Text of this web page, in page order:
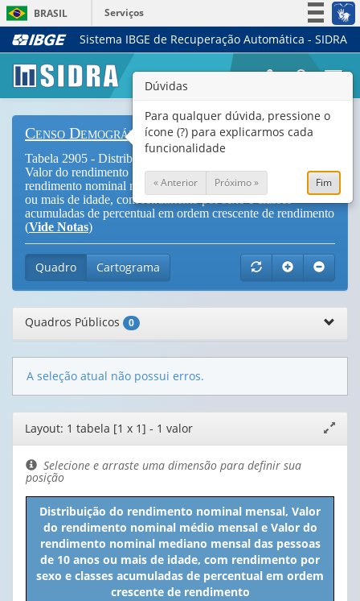
BRASIL
Serviços
Simplifique!
Legislação
Canais
Sistema IBGE de Recuperação Automática - SIDRA
Censo Demográfico
Tabela 2905 - Distribuição do rendimento nominal mensal,
Valor do rendimento nominal médio mensal e Valor do
rendimento nominal mediano mensal das pessoas de 10 anos
ou mais de idade, com rendimento por sexo e classes
acumuladas de percentual em ordem crescente de rendimento
(Vide Notas)
Quadro Cartograma
Quadros Públicos 0
A seleção atual não possui erros.
Editor
de
layout
janela
Layout: 1 tabela [1 x 1] - 1 valor
Selecione e arraste uma dimensão para definir sua
posição
Distribuição do rendimento nominal mensal, Valor
do rendimento nominal médio mensal e Valor do
rendimento nominal mediano mensal das pessoas
de 10 anos ou mais de idade, com rendimento por
sexo e classes acumuladas de percentual em ordem
crescente de rendimento
Dúvidas
Para qualquer dúvida, pressione o
ícone (?) para explicarmos cada
funcionalidade
« Anterior Próximo » Fim